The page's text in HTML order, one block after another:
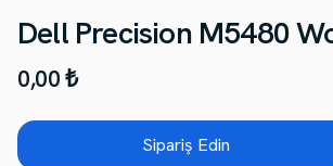
Dell Precision M5480
0,00 ₺
Sipariş Edin